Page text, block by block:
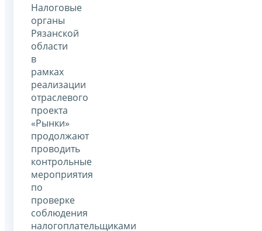
Налоговые
органы
Рязанской
области
в
рамках
реализации
отраслевого
проекта
«Рынки»
продолжают
проводить
контрольные
мероприятия
по
проверке
соблюдения
налогоплательщиками